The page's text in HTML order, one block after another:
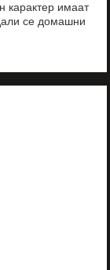
карактер имаат
се домашни